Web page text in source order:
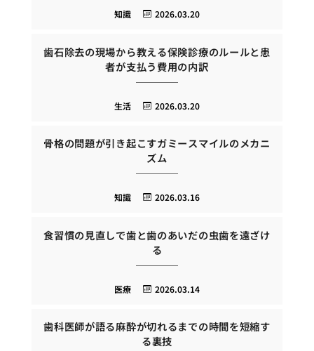
2026.03.20
知識
歯石除去の現場から教える保険診療のルールと患
者が支払う費用の内訳
2026.03.20
生活
骨格の問題が引き起こすガミースマイルのメカニ
ズム
2026.03.16
知識
食習慣の見直しで歯と歯のあいだの虫歯を遠ざけ
る
2026.03.14
医療
歯科医師が語る麻酔が切れるまでの時間を短縮す
る裏技